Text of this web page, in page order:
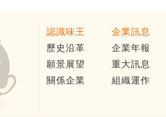
認識味王
歷史沿革
願景展望
關係企業
企業訊息
企業年報
重大訊息
組織運作